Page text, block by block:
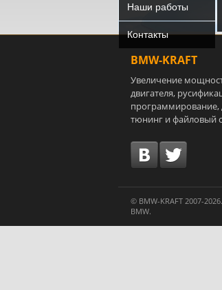
Наши работы
Контакты
BMW-KRAFT
Увеличение
двигателя,
тюнинг и файловый
© BMW-KRAFT 2007-
BMW.